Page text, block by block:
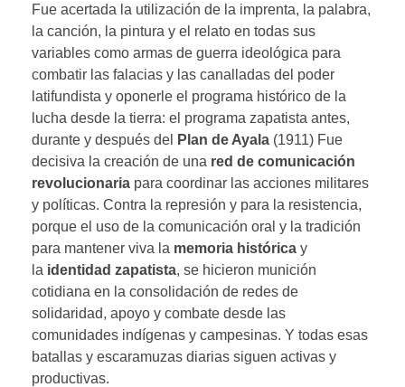
Fue acertada la utilización de la imprenta, la palabra,
la canción, la pintura y el relato en todas sus
variables como armas de guerra ideológica para
combatir las falacias y las canalladas del poder
latifundista y oponerle el programa histórico de la
lucha desde la tierra: el programa zapatista antes,
durante y después del
Plan de Ayala (1911) Fue
decisiva la creación de una red de comunicación
revolucionaria para coordinar las acciones militares
y políticas. Contra la represión y para la resistencia,
porque el uso de la comunicación oral y la tradición
para mantener viva la memoria histórica y
la identidad zapatista, se hicieron munición
cotidiana en la consolidación de redes de
solidaridad, apoyo y combate desde las
comunidades indígenas y campesinas. Y todas esas
batallas y escaramuzas diarias siguen activas y
productivas.